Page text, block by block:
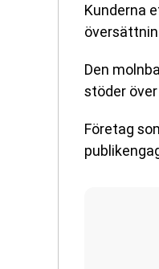
Kunderna
Den
stöder
Företag